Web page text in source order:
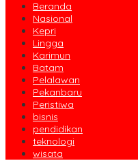
Beranda
Nasional
Kepri
Lingga
Karimun
Batam
Pelalawan
Pekanbaru
Peristiwa
bisnis
pendidikan
teknologi
wisata